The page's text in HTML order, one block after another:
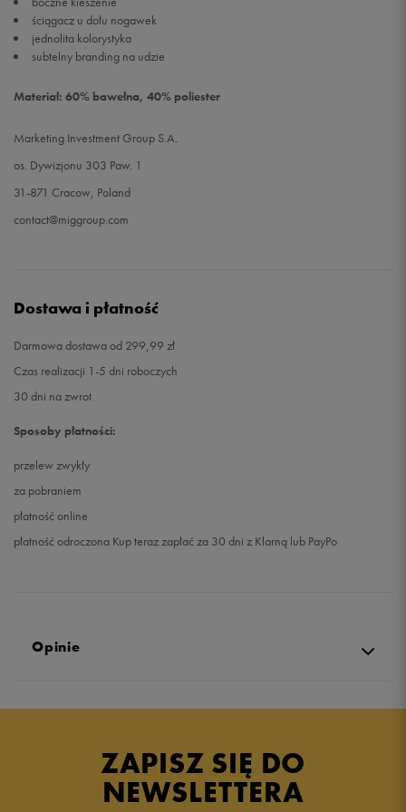
ściągacz u dołu nogawek
jednolita kolorystyka
subtelny branding na udzie
Materiał: 60% bawełna, 40% poliester
Marketing Investment Group S.A.
os. Dywizjonu 303 Paw. 1
31-871 Cracow, Poland
contact@miggroup.com
Dostawa i płatność
Darmowa dostawa od 299,99 zł
Czas realizacji 1-5 dni roboczych
30 dni na zwrot
Sposoby płatności:
przelew zwykły
za pobraniem
płatność online
płatność odroczona Kup teraz zapłać za 30 dni z Klarną lub PayPo
Opinie
4.9
zebranych i zweryfikowanych przez
ZAPISZ SIĘ DO
NEWSLETTERA